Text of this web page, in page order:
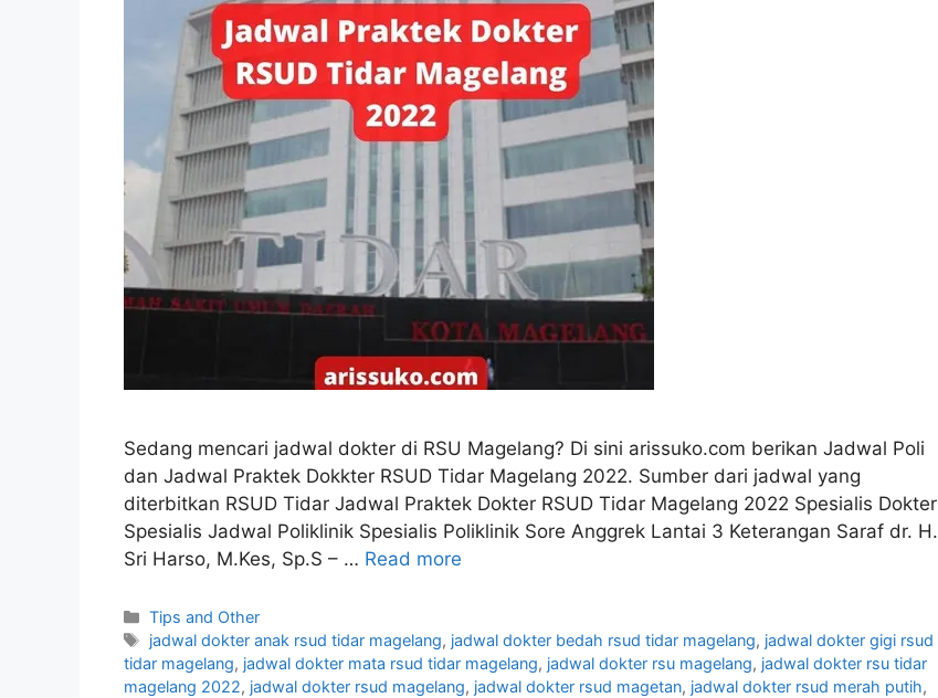
Sedang mencari jadwal dokter di RSU Magelang? Di sini arissuko.com berikan Jadwal Poli
dan Jadwal Praktek Dokkter RSUD Tidar Magelang 2022. Sumber dari jadwal yang
diterbitkan RSUD Tidar Jadwal Praktek Dokter RSUD Tidar Magelang 2022 Spesialis Dokter
Spesialis Jadwal Poliklinik Spesialis Poliklinik Sore Anggrek Lantai 3 Keterangan Saraf dr. H.
Sri Harso, M.Kes, Sp.S – … Read more
Categories
Tips and Other
Tags
jadwal dokter anak rsud tidar magelang, jadwal dokter bedah rsud tidar magelang, jadwal dokter gigi rsud
tidar magelang, jadwal dokter mata rsud tidar magelang, jadwal dokter rsu magelang, jadwal dokter rsu tidar
magelang 2022, jadwal dokter rsud magelang, jadwal dokter rsud magetan, jadwal dokter rsud merah putih,